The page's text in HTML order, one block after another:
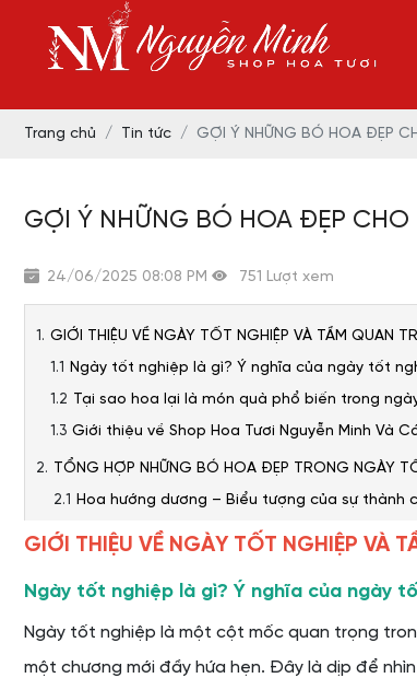
Trang chủ Tin tức GỢI Ý NHỮNG BÓ HOA ĐẸP
GỢI Ý NHỮNG BÓ HOA ĐẸP
24/06/2025 08:08 PM 751 Lượt xem
GIỚI THIỆU VỀ NGÀY TỐT NGHIỆP VÀ TẦM QUAN
Ngày tốt nghiệp là gì? Ý nghĩa của ngày tốt
Tại sao hoa lại là món quà phổ biến trong
Giới thiệu về Shop Hoa Tươi Nguyễn Minh Và
TỔNG HỢP NHỮNG BÓ HOA ĐẸP TRONG NGÀY
Hoa hướng dương – Biểu tượng của sự thành
Hoa hồng – Sự trân trọng và lời chúc tốt đẹp
Hoa baby – Sự tinh khôi, trong sáng và lời
Hoa đồng tiền – Sự giàu có, thịnh vượng và lời
Các loại hoa kết hợp độc đáo khác từ Shop
GIỚI THIỆU VỀ NGÀY TỐT NGHIỆP VÀ
Ngày tốt nghiệp là gì? Ý nghĩa của ngày
Ngày tốt nghiệp là một cột mốc quan trọng
một chương mới đầy hứa hẹn. Đây là dịp để